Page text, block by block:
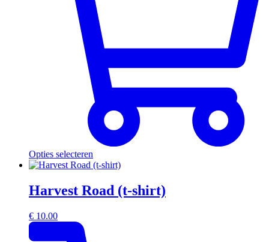
Opties selecteren
Harvest Road (t-shirt)
€ 10.00